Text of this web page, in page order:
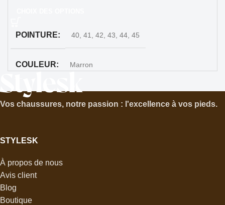
POINTURE 40 41 42 43 44 45
COULEUR Marron
MARQUE Stylesk
Vos chaussures, notre passion : l'excellence à vos pieds.
STYLESK
À propos de nous
Avis client
Blog
Boutique